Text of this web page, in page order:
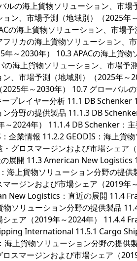
ルの海上貨物ソリューション、市
ン、市場予測（地域別）（2025
の海上貨物ソリューション、市場
フリカの海上貨物ソリューション、
年～2030年） 10.3 APACの海上貨
の海上貨物ソリューション、市場
、市場予測（地域別）（2025年～
2025年～2030年） 10.7 グローバル
プレイヤー分析 11.1 DB
分野の提供製品 11.1.3 DB
～2024年） 11.1.4 DB Schenker：
企業情報 11.2.2 GEODIS：海上貨
・グロスマージンおよび市場シェア
の展開 11.3 American New
海上貨物ソリューション分野の提
マージンおよび市場シェア（2019
New Logistics：直近の展開 11.4
ソリューション分野の提供製品
シェア（2019年～2024年） 11.4.4
International 11.5.1 Cargo
上貨物ソリューション分野の提
ロスマージンおよび市場シェア（